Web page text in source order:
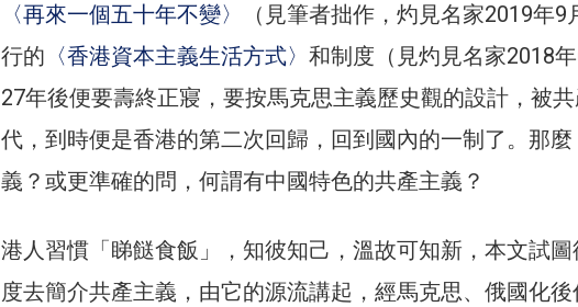
〈再來一個五十年不變〉
（見筆者拙作，灼見名家2019年9
行的 〈香港資本主義生活方式〉 和制度（見灼見名家2018
27年後便要壽終正寢，要按馬克思主義歷史觀的設計，被
代，到時便是香港的第二次回歸，回到國內的一制了。那
義？或更準確的問，何謂有中國特色的共產主義？
港人習慣「睇餸食飯」，知彼知己，溫故可知新，本文試圖
度去簡介共產主義，由它的源流講起，經馬克思、俄國化